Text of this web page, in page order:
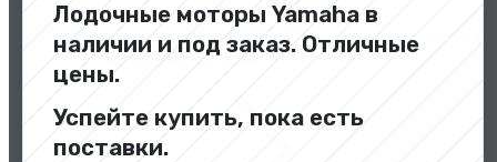
Лодочные моторы Yamaha в
наличии и под заказ. Отличные
цены.
Успейте купить, пока есть
поставки.
Перейти в категорию